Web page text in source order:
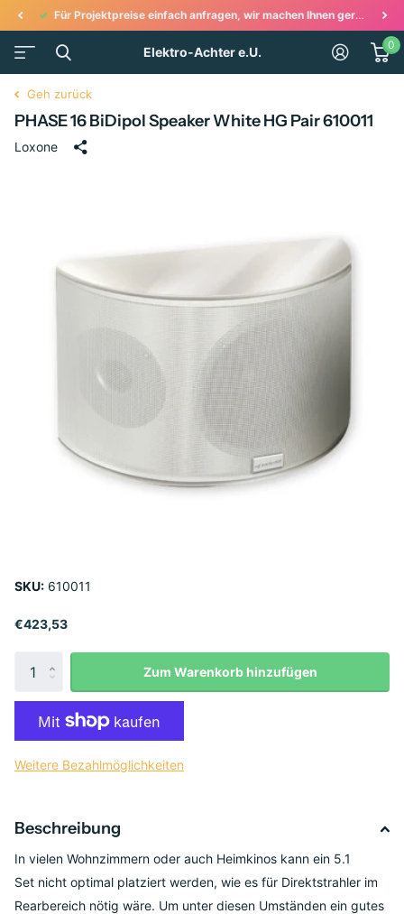
Für Projektpreise einfach anfragen, wir machen Ihnen gerne ein Angebot!
Elektro-Achter e.U. 0
Geh zurück
PHASE 16 BiDipol Speaker White HG Pair 610011
Loxone
SKU: 610011
€423,53
Zum Warenkorb hinzufügen
Weitere Bezahlmöglichkeiten
Beschreibung
In vielen Wohnzimmern oder auch Heimkinos kann ein 5.1
Set nicht optimal platziert werden, wie es für Direktstrahler im
Rearbereich nötig wäre. Um unter diesen Umständen ein gutes